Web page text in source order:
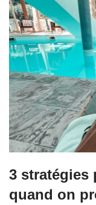
3 stratégies
quand on